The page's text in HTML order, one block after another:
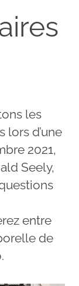
les
lors d’une
2021,
Seely,
entre
de